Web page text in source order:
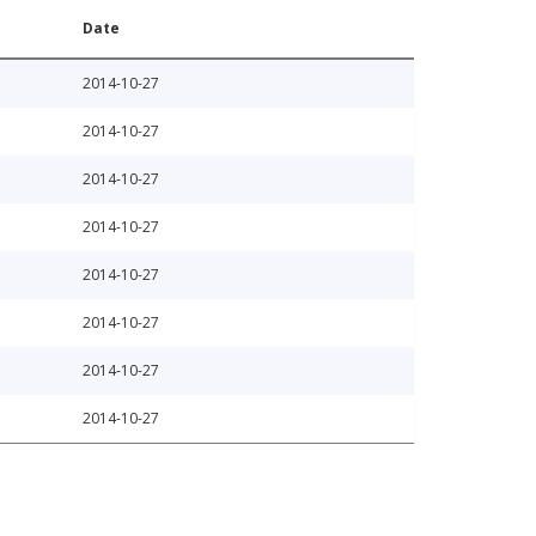
Date
2014-10-27
2014-10-27
2014-10-27
2014-10-27
2014-10-27
2014-10-27
2014-10-27
2014-10-27